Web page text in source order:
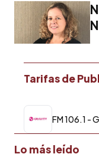
Tarifas de
FM 106.1 -
Lo más leído